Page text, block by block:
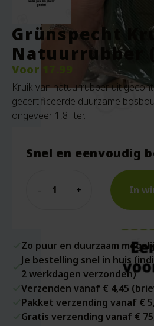
Grünspecht
Natuurrubber
Voor
Kruik van natuurrubber uit
gecertificeerde duurzame
ongeveer 1,8 liter.
Snel en eenvoudig
In
Zo puur en duurzaam
Je bestelling snel in huis
2 werkdagen verzonden)
Verzenden vanaf € 4,45
Pakket verzending vanaf €
Gratis verzending vanaf €